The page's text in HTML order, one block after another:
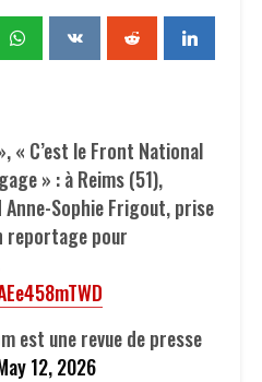
« C’est le Front National
» : à Reims (51),
Anne-Sophie Frigout, prise
reportage pour
est une revue de presse
12, 2026